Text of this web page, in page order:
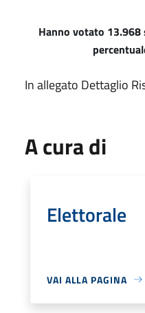
Hanno votato 13.968
In allegato Dettaglio
A cura di
Elettorale
VAI ALLA PAGINA